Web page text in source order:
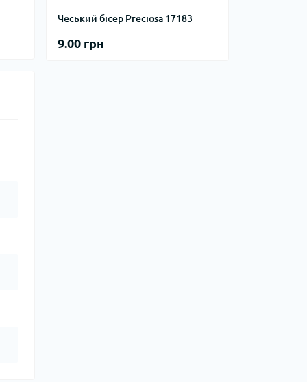
Чеський бісер Preciosa 17183
9.00 грн